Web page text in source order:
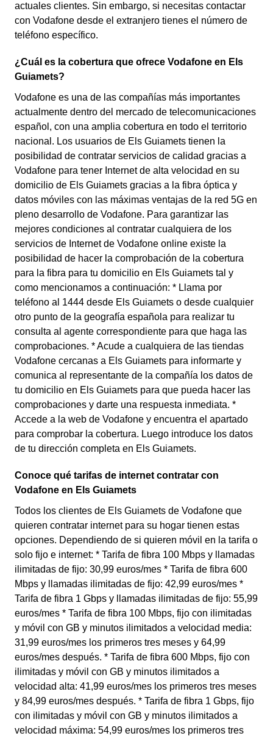
actuales clientes. Sin embargo, si necesitas contactar
con Vodafone desde el extranjero tienes el número de
teléfono específico.
¿Cuál es la cobertura que ofrece Vodafone en Els
Guiamets?
Vodafone es una de las compañías más importantes
actualmente dentro del mercado de telecomunicaciones
español, con una amplia cobertura en todo el territorio
nacional. Los usuarios de Els Guiamets tienen la
posibilidad de contratar servicios de calidad gracias a
Vodafone para tener Internet de alta velocidad en su
domicilio de Els Guiamets gracias a la fibra óptica y
datos móviles con las máximas ventajas de la red 5G en
pleno desarrollo de Vodafone. Para garantizar las
mejores condiciones al contratar cualquiera de los
servicios de Internet de Vodafone online existe la
posibilidad de hacer la comprobación de la cobertura
para la fibra para tu domicilio en Els Guiamets tal y
como mencionamos a continuación: * Llama por
teléfono al 1444 desde Els Guiamets o desde cualquier
otro punto de la geografía española para realizar tu
consulta al agente correspondiente para que haga las
comprobaciones. * Acude a cualquiera de las tiendas
Vodafone cercanas a Els Guiamets para informarte y
comunica al representante de la compañía los datos de
tu domicilio en Els Guiamets para que pueda hacer las
comprobaciones y darte una respuesta inmediata. *
Accede a la web de Vodafone y encuentra el apartado
para comprobar la cobertura. Luego introduce los datos
de tu dirección completa en Els Guiamets.
Conoce qué tarifas de internet contratar con
Vodafone en Els Guiamets
Todos los clientes de Els Guiamets de Vodafone que
quieren contratar internet para su hogar tienen estas
opciones. Dependiendo de si quieren móvil en la tarifa o
solo fijo e internet: * Tarifa de fibra 100 Mbps y llamadas
ilimitadas de fijo: 30,99 euros/mes * Tarifa de fibra 600
Mbps y llamadas ilimitadas de fijo: 42,99 euros/mes *
Tarifa de fibra 1 Gbps y llamadas ilimitadas de fijo: 55,99
euros/mes * Tarifa de fibra 100 Mbps, fijo con ilimitadas
y móvil con GB y minutos ilimitados a velocidad media:
31,99 euros/mes los primeros tres meses y 64,99
euros/mes después. * Tarifa de fibra 600 Mbps, fijo con
ilimitadas y móvil con GB y minutos ilimitados a
velocidad alta: 41,99 euros/mes los primeros tres meses
y 84,99 euros/mes después. * Tarifa de fibra 1 Gbps, fijo
con ilimitadas y móvil con GB y minutos ilimitados a
velocidad máxima: 54,99 euros/mes los primeros tres